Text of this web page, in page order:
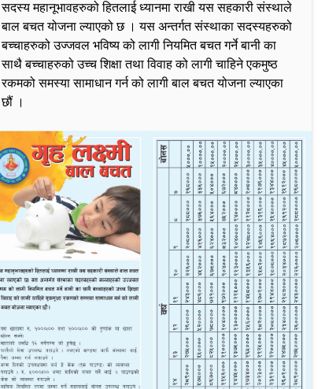
सदस्य महानूभावहरुको हितलाई ध्यानमा राखी यस सहकारी संस्थाले
बाल बचत योजना ल्याएको छ । यस अन्तर्गत संस्थाका सदस्यहरुको
बच्चाहरुको उज्जवल भविष्य को लागी नियमित बचत गर्ने बानी का
साथै बच्चाहरुको उच्च शिक्षा तथा विवाह को लागी चाहिने एकमुष्ठ
रकमको समस्या सामाधान गर्न को लागी बाल बचत योजना ल्याएका
छौं ।